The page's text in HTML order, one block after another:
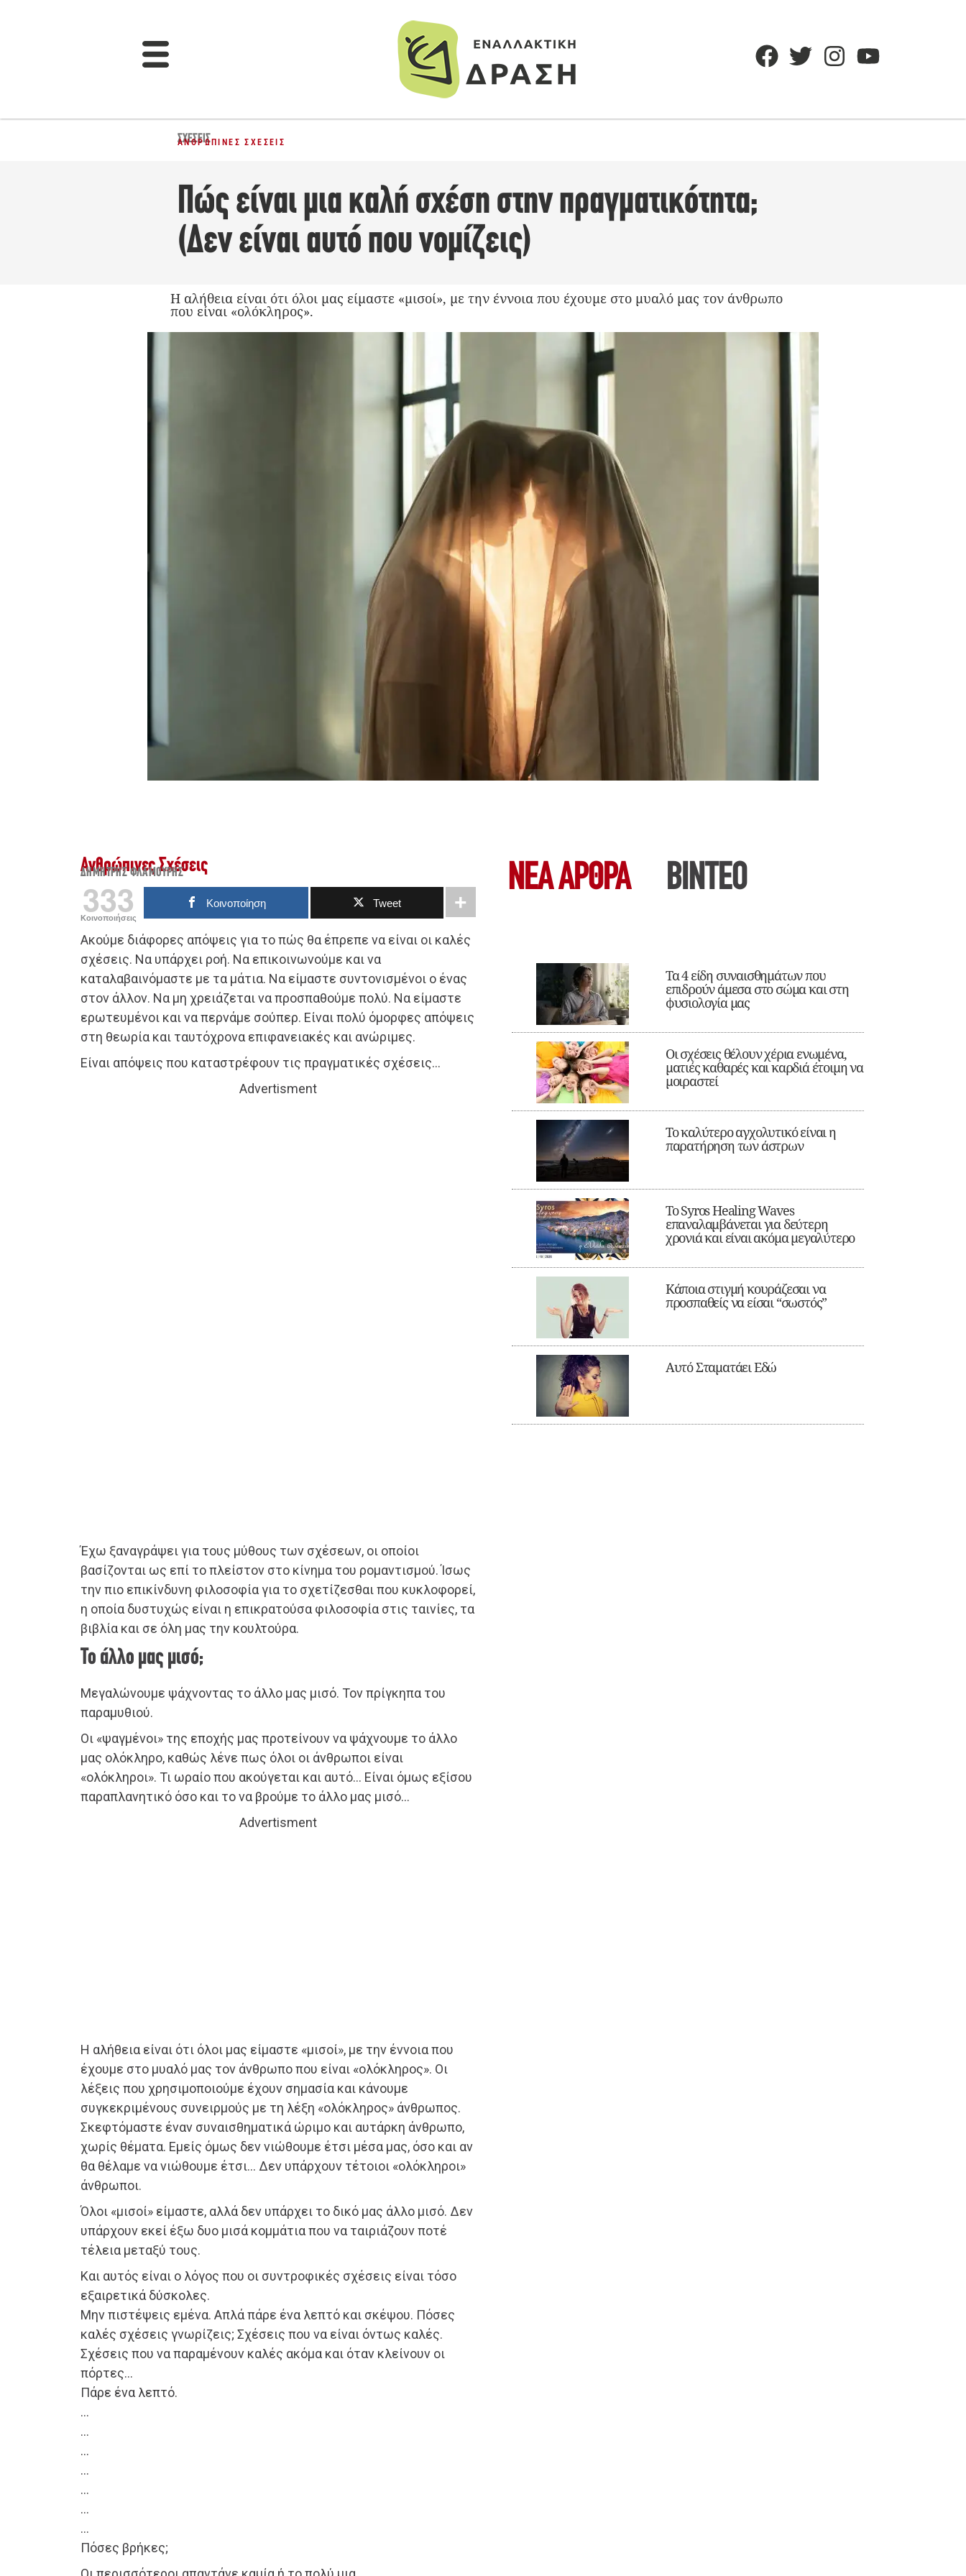
ΣΧΈΣΕΙΣ
ΑΝΘΡΏΠΙΝΕΣ ΣΧΈΣΕΙΣ
Πώς είναι μια καλή σχέση στην πραγματικότητα;
(Δεν είναι αυτό που νομίζεις)
Η αλήθεια είναι ότι όλοι μας είμαστε «μισοί», με την έννοια που έχουμε στο μυαλό μας τον άνθρωπο
που είναι «ολόκληρος».
Ανθρώπινες Σχέσεις
ΔΗΜΉΤΡΗΣ ΦΛΑΜΟΎΡΗΣ
333
Κοινοποιήσεις
Κοινοποίηση Tweet
Ακούμε διάφορες απόψεις για το πώς θα έπρεπε να είναι οι καλές
σχέσεις. Να υπάρχει ροή. Να επικοινωνούμε και να
καταλαβαινόμαστε με τα μάτια. Να είμαστε συντονισμένοι ο ένας
στον άλλον. Να μη χρειάζεται να προσπαθούμε πολύ. Να είμαστε
ερωτευμένοι και να περνάμε σούπερ. Είναι πολύ όμορφες απόψεις
στη θεωρία και ταυτόχρονα επιφανειακές και ανώριμες.
Είναι απόψεις που καταστρέφουν τις πραγματικές σχέσεις…
Advertisment
Έχω ξαναγράψει για τους μύθους των σχέσεων, οι οποίοι
βασίζονται ως επί το πλείστον στο κίνημα του ρομαντισμού. Ίσως
την πιο επικίνδυνη φιλοσοφία για το σχετίζεσθαι που κυκλοφορεί,
η οποία δυστυχώς είναι η επικρατούσα φιλοσοφία στις ταινίες, τα
βιβλία και σε όλη μας την κουλτούρα.
Το άλλο μας μισό;
Μεγαλώνουμε ψάχνοντας το άλλο μας μισό. Τον πρίγκηπα του
παραμυθιού.
Οι «ψαγμένοι» της εποχής μας προτείνουν να ψάχνουμε το άλλο
μας ολόκληρο, καθώς λένε πως όλοι οι άνθρωποι είναι
«ολόκληροι». Τι ωραίο που ακούγεται και αυτό… Είναι όμως εξίσου
παραπλανητικό όσο και το να βρούμε το άλλο μας μισό…
Advertisment
Η αλήθεια είναι ότι όλοι μας είμαστε «μισοί», με την έννοια που
έχουμε στο μυαλό μας τον άνθρωπο που είναι «ολόκληρος». Οι
λέξεις που χρησιμοποιούμε έχουν σημασία και κάνουμε
συγκεκριμένους συνειρμούς με τη λέξη «ολόκληρος» άνθρωπος.
Σκεφτόμαστε έναν συναισθηματικά ώριμο και αυτάρκη άνθρωπο,
χωρίς θέματα. Εμείς όμως δεν νιώθουμε έτσι μέσα μας, όσο και αν
θα θέλαμε να νιώθουμε έτσι… Δεν υπάρχουν τέτοιοι «ολόκληροι»
άνθρωποι.
Όλοι «μισοί» είμαστε, αλλά δεν υπάρχει το δικό μας άλλο μισό. Δεν
υπάρχουν εκεί έξω δυο μισά κομμάτια που να ταιριάζουν ποτέ
τέλεια μεταξύ τους.
Και αυτός είναι ο λόγος που οι συντροφικές σχέσεις είναι τόσο
εξαιρετικά δύσκολες.
Μην πιστέψεις εμένα. Απλά πάρε ένα λεπτό και σκέψου. Πόσες
καλές σχέσεις γνωρίζεις; Σχέσεις που να είναι όντως καλές.
Σχέσεις που να παραμένουν καλές ακόμα και όταν κλείνουν οι
πόρτες…
Πάρε ένα λεπτό.
…
…
…
…
…
…
…
Πόσες βρήκες;
ΝΕΑ ΆΡΘΡΑ ΒΙΝΤΕΟ
Τα 4 είδη συναισθημάτων που
επιδρούν άμεσα στο σώμα και στη
φυσιολογία μας
Οι σχέσεις θέλουν χέρια ενωμένα,
ματιές καθαρές και καρδιά έτοιμη να
μοιραστεί
Το καλύτερο αγχολυτικό είναι η
παρατήρηση των άστρων
Το Syros Healing Waves
επαναλαμβάνεται για δεύτερη
χρονιά και είναι ακόμα μεγαλύτερο
Κάποια στιγμή κουράζεσαι να
προσπαθείς να είσαι “σωστός”
Αυτό Σταματάει Εδώ